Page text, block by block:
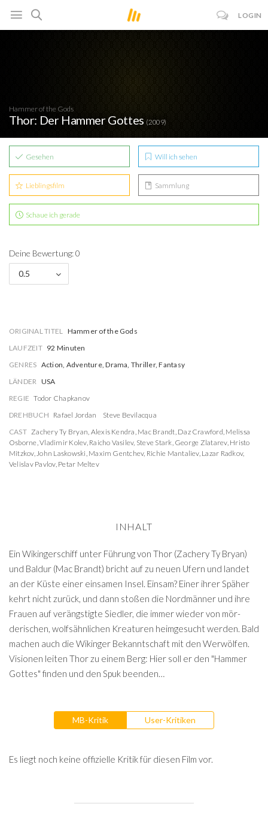
LOGIN
Hammer of the Gods
Thor: Der Hammer Gottes (2009)
Gesehen Will ich sehen
Lieblingsfilm Sammlung
Schaue ich gerade
Deine Bewertung: 0
0.5
ORIGINAL TITEL Hammer of the Gods
LAUFZEIT 92 Minuten
GENRES Action, Adventure, Drama, Thriller, Fantasy
LÄNDER USA
REGIE Todor Chapkanov
DREHBUCH Rafael Jordan
Steve Bevilacqua
CAST Zachery Ty Bryan, Alexis Kendra, Mac Brandt, Daz Crawford, Melissa
Osborne,Vladimir Kolev, Raicho Vasilev, Steve Stark, George Zlatarev, Hristo
Mitzkov,John Laskowski, Maxim Gentchev, Richie Mantaliev, Lazar Radkov,
Velislav Pavlov, Petar Meltev
INHALT
Ein Wikingerschiff unter Führung von Thor (Zachery Ty Bryan)
und Baldur (Mac Brandt) bricht auf zu neuen Ufern und landet
an der Küste einer einsamen Insel. Einsam? Einer ihrer Späher
kehrt nicht zurück, und dann stoßen die Nordmänner und ihre
Frauen auf verängstigte Siedler, die immer wieder von mör­
derischen, wolfsähnlichen Kreaturen heimgesucht werden. Bald
machen auch die Wikinger Bekanntschaft mit den Werwölfen.
Visionen leiten Thor zu einem Berg: Hier soll er den "Hammer
Gottes" finden und den Spuk beenden…
MB-Kritik User-Kritiken
Es liegt noch keine offizielle Kritik für diesen Film vor.